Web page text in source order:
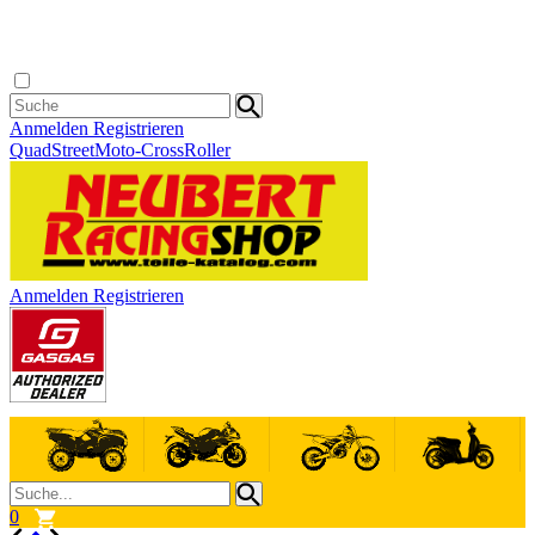
Anmelden Registrieren
QuadStreetMoto-CrossRoller
Anmelden Registrieren
0